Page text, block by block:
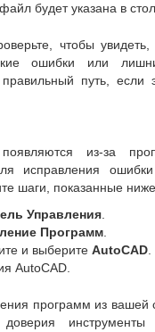
будет указана в
чтобы
ошибки или
путь, если
из-за
исправления
шаги, показанные
Управления.
Программ.
и выберите AutoCAD.
AutoCAD.
программ из
инструменты